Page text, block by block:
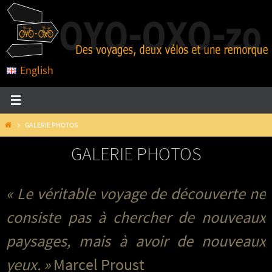
Passer
vers
contenu
English
HOMEGALERIE PHOTOS
GALERIE PHOTOS
« Le véritable voyage de découverte ne
consiste pas à chercher de nouveaux
paysages, mais à avoir de nouveaux
yeux. »Marcel Proust